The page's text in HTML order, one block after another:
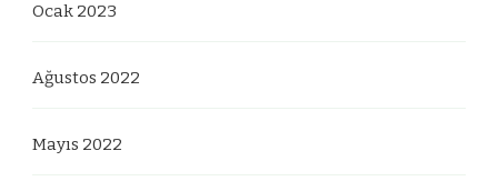
Ocak 2023
Ağustos 2022
Mayıs 2022